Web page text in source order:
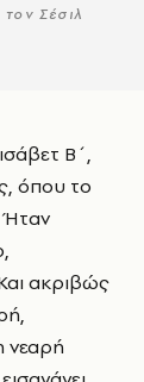
Σέσιλ
όπου το
Ήταν
ακριβώς
νεαρή